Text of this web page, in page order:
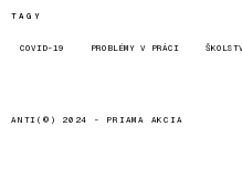
TAGY
COVID-19 PROBLÉMY V PRÁCI
ANTI(©) 2024 - PRIAMA AKCIA